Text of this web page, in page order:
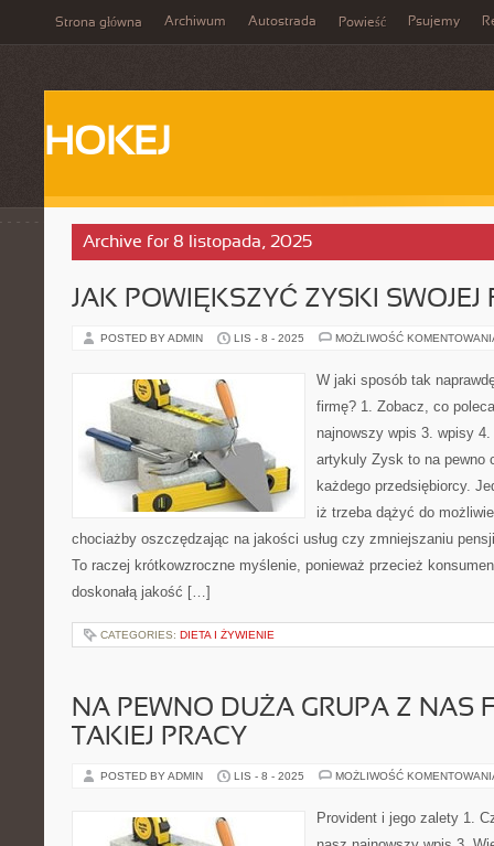
Strona główna Archiwum Autostrada Powieść Psujemy
HOKEJ
Archive for 8 listopada, 2025
JAK POWIĘKSZYĆ ZYSKI SWOJEJ
POSTED BY ADMIN LIS - 8 - 2025 MOŻLIWOŚĆ
W jaki sposób tak
firmę? 1. Zobacz, co
najnowszy wpis 3. wpisy
artykuly Zysk to na pewno
każdego przedsiębiorcy.
iż trzeba dążyć do
chociażby oszczędzając na jakości usług czy zmniejszaniu
To raczej krótkowzroczne myślenie, ponieważ przecież
doskonałą jakość […]
CATEGORIES: DIETA I ŻYWIENIE
NA PEWNO DUŻA GRUPA Z NAS
TAKIEJ PRACY
POSTED BY ADMIN LIS - 8 - 2025 MOŻLIWOŚĆ
Provident i jego zalety 1.